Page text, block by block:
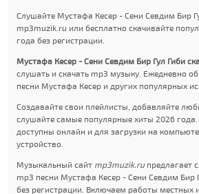
Слушайте Мустафа Кесер - Сени Севдим Бир
mp3muzik.ru или бесплатно скачивайте
года без регистрации.
Мустафа Кесер - Сени Севдим Бир Гул Гиби
слушать и скачать mp3 музыку. Ежедневно
песни Мустафа Кесер и других популярных
Создавайте свои плейлисты, добавляйте
слушайте самые популярные хиты 2026 года.
доступны онлайн и для загрузки на
устройство.
Музыкальный сайт mp3muzik.ruпредлагает
mp3 песни Мустафа Кесер - Сени Севдим Бир
без регистрации. Включаем работы местных